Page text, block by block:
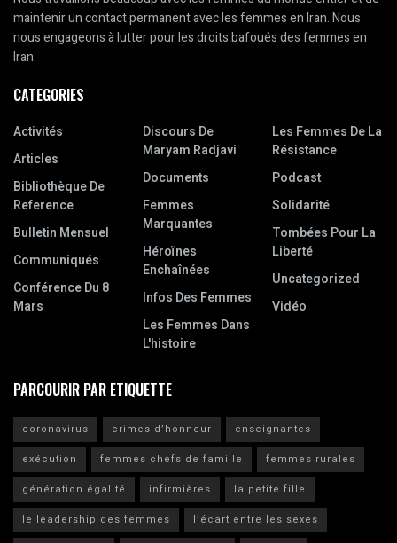
maintenir un contact permanent avec les femmes en Iran. Nous
nous engageons à lutter pour les droits bafoués des femmes en
Iran.
CATEGORIES
Activités
Articles
Bibliothèque De
Reference
Bulletin Mensuel
Communiqués
Conférence Du 8
Mars
Discours De
Maryam Radjavi
Documents
Femmes
Marquantes
Héroïnes
Enchaînées
Infos Des Femmes
Les Femmes Dans
L'histoire
Les Femmes De La
Résistance
Podcast
Solidarité
Tombées Pour La
Liberté
Uncategorized
Vidéo
PARCOURIR PAR ETIQUETTE
coronavirus crimes d’honneur
enseignantes
exécution
femmes chefs de famille
femmes rurales
génération égalité
infirmières
la petite fille
le leadership des femmes
l’écart entre les sexes